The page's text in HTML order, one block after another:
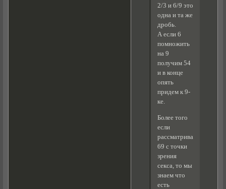
2/3 и 6/9 это
одна и та же
дробь.
А если 6
помножить
на 9
получим 54
и в конце
опять
придем к 9-
ке.
Более того
если
рассматривать
69 с точки
зрения
секса, то мы
знаем что
есть